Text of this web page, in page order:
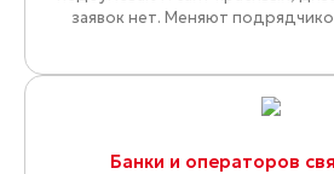
заявок нет. Меняют
Банки и операторов